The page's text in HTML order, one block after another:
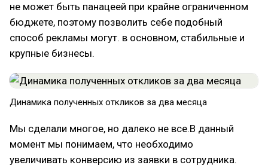
не может быть панацеей при крайне ограниченном
бюджете, поэтому позволить себе подобный
способ рекламы могут. в основном, стабильные и
крупные бизнесы.
Динамика полученных откликов за два месяца
Мы сделали многое, но далеко не все.В данный
момент мы понимаем, что необходимо
увеличивать конверсию из заявки в сотрудника.